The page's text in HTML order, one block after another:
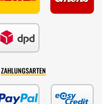
ZAHLUNGSARTEN